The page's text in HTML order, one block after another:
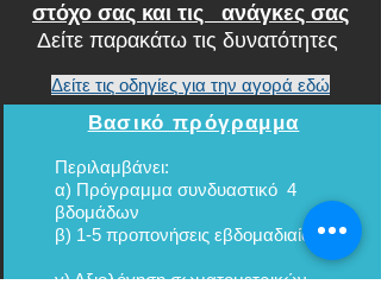
στόχο σας και τις ανάγκες σας
Δείτε παρακάτω τις δυνατότητες
Δείτε τις οδηγίες για την αγορά εδώ
Βασικό πρόγραμμα
Περιλαμβάνει:
α) Πρόγραμμα συνδυαστικό 4
βδομάδων
β) 1-5 προπονήσεις εβδομαδιαίως
γ) Αξιολόγηση σωματομετρικών